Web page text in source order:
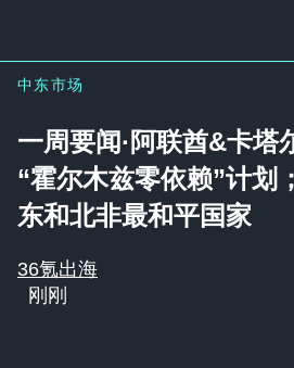
中东市场
一周要闻·阿联酋&卡塔
“霍尔木兹零依赖”计划
东和北非最和平国家
36氪出海
刚刚